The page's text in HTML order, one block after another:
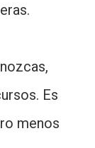
Es
menos